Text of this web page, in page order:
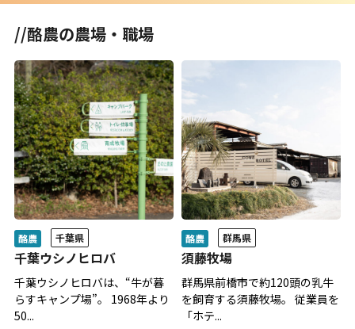
//酪農の農場・職場
酪農 千葉県
千葉ウシノヒロバ
千葉ウシノヒロバは、“牛が暮
らすキャンプ場”。 1968年より
50...
酪農 群馬県
須藤牧場
群馬県前橋市で約120頭の乳牛
を飼育する須藤牧場。 従業員を
「ホテ...